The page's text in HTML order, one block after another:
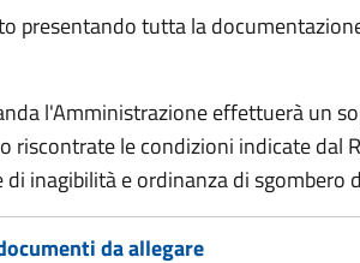
presentando tutta la
l'Amministrazione effettuerà un
riscontrate le condizioni indicate dal
inagibilità e ordinanza di sgombero
da allegare